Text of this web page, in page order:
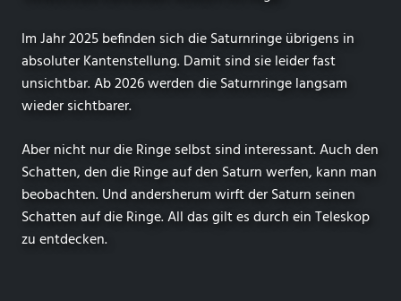
Im Jahr 2025 befinden sich die Saturnringe übrigens in
absoluter Kantenstellung. Damit sind sie leider fast
unsichtbar. Ab 2026 werden die Saturnringe langsam
wieder sichtbarer.
Aber nicht nur die Ringe selbst sind interessant. Auch den
Schatten, den die Ringe auf den Saturn werfen, kann man
beobachten. Und andersherum wirft der Saturn seinen
Schatten auf die Ringe. All das gilt es durch ein Teleskop
zu entdecken.